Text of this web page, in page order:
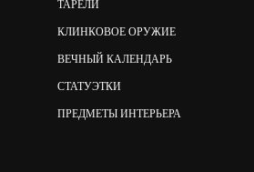
ТАРЕЛИ
КЛИНКОВОЕ ОРУЖИЕ
ВЕЧНЫЙ КАЛЕНДАРЬ
СТАТУЭТКИ
ПРЕДМЕТЫ ИНТЕРЬЕРА